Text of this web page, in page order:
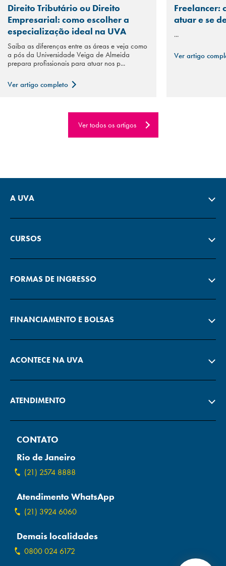
Direito Tributário ou Direito
Empresarial: como escolher a
especialização ideal na UVA
Saiba as diferenças entre as áreas e veja como
a pós da Universidade Veiga de Almeida
prepara profissionais para atuar nos p...
Ver artigo completo
Freelancer:
atuar e se
...
Ver artigo
Ver todos os artigos
A UVA
CURSOS
FORMAS DE INGRESSO
FINANCIAMENTO E BOLSAS
ACONTECE NA UVA
ATENDIMENTO
CONTATO
Rio de Janeiro
(21) 2574 8888
Atendimento WhatsApp
(21) 3924 6060
Demais localidades
0800 024 6172